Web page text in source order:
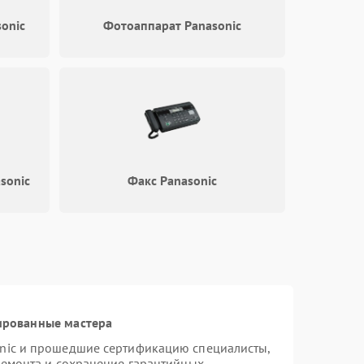
Подробнее →
1000 ₽ Подробнее →
Фотоаппарат Panasonic
Факс Panasonic
мастера
и прошедшие сертификацию специалисты,